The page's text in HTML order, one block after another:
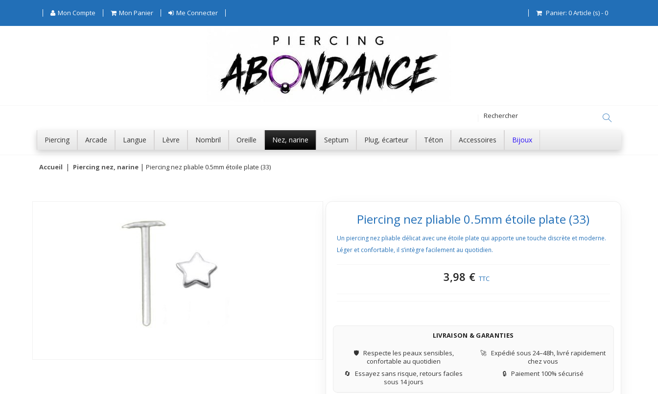
Mon Compte Mon Panier Me Connecter Panier: 0Article (s)-0
Piercing Arcade Langue Lèvre Nombril Oreille Nez, narine Septum Plug, écarteur Téton Accessoires Bijoux
Accueil Piercing nez, narine Piercing nez pliable 0.5mm étoile plate (33)
Piercing nez pliable 0.5mm étoile plate (33)
Un piercing nez pliable délicat avec une étoile plate qui apporte une touche discrète et moderne.
Léger et confortable, il s’intègre facilement au quotidien.
3,98 € TTC
LIVRAISON & GARANTIES
🛡️ Respecte les peaux sensibles,
confortable au quotidien
🚀 Expédié sous 24–48h, livré rapidement
chez vous
🔄 Essayez sans risque, retours faciles
sous 14 jours
🔒 Paiement 100% sécurisé